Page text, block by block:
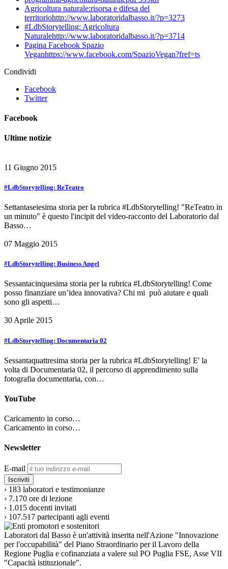
Agricoltura naturale:risorsa e difesa del
territoriohttp://www.laboratoridalbasso.it/?p=3273
#LdbStorytelling: Agricoltura
Naturalehttp://www.laboratoridalbasso.it/?p=3714
Pagina Facebook Spazio
Veganhttps://www.facebook.com/SpazioVegan?fref=ts
Condividi
Facebook
Twitter
Facebook
Ultime notizie
11 Giugno 2015
#LdbStorytelling: ReTeatro
Settantaseiesima storia per la rubrica #LdbStorytelling! "ReTeatro in
un minuto" è questo l'incipit del video-racconto del Laboratorio dal
Basso…
07 Maggio 2015
#LdbStorytelling: Business Angel
Sessantacinquesima storia per la rubrica #LdbStorytelling! Come
posso finanziare un’idea innovativa? Chi mi può aiutare e quali
sono gli aspetti…
30 Aprile 2015
#LdbStorytelling: Documentaria 02
Sessantaquattresima storia per la rubrica #LdbStorytelling! E' la
volta di Documentaria 02, il percorso di apprendimento sulla
fotografia documentaria, con…
YouTube
Caricamento in corso…
Caricamento in corso…
Newsletter
E-mail
› 183 laboratori e testimonianze
› 7.170 ore di lezione
› 1.015 docenti invitati
› 107.517 partecipanti agli eventi
Laboratori dal Basso è un'attività inserita nell'Azione "Innovazione
per l'occupabilità" del Piano Straordinario per il Lavoro della
Regione Puglia e cofinanziata a valere sul PO Puglia FSE, Asse VII
"Capacità istituzionale".